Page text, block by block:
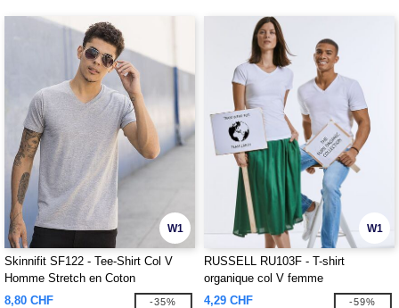
W1
Skinnifit SF122 - Tee-Shirt Col V
Homme Stretch en Coton
8,80 CHF
-35%
W1
RUSSELL RU103F - T-shirt
organique col V femme
4,29 CHF
-59%